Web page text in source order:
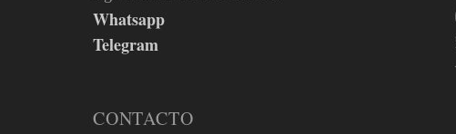
Whatsapp
Telegram
CONTACTO